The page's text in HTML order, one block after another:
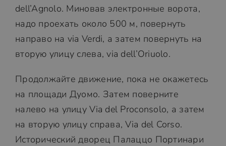
dell’Agnolo. Миновав электронные ворота,
надо проехать около 500 м, повернуть
направо на via Verdi, а затем повернуть на
вторую улицу слева, via dell’Oriuolo.
Продолжайте движение, пока не окажетесь
на площади Дуомо. Затем поверните
налево на улицу Via del Proconsolo, а затем
на вторую улицу справа, Via del Corso.
Исторический дворец Палаццо Портинари